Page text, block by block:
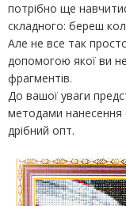
потрібно ще
складного: береш
Але не все так
допомогою якої ви
фрагментів.
До вашої уваги
методами
дрібний опт.